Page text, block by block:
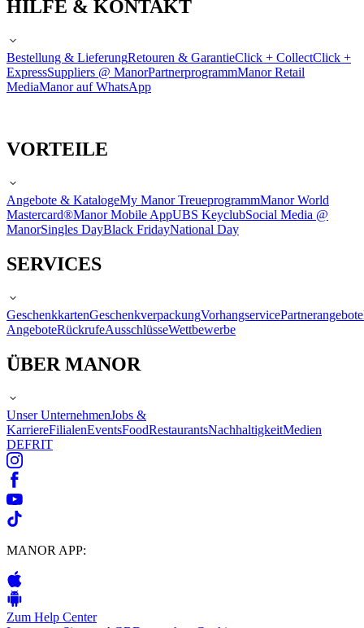
HILFE & KONTAKT
Bestellung & LieferungRetouren & GarantieClick + CollectClick +
ExpressSuppliers @ ManorPartnerprogrammManor Retail
MediaManor auf WhatsApp
VORTEILE
Angebote & KatalogeMy Manor TreueprogrammManor World
Mastercard®Manor Mobile AppUBS KeyclubSocial Media @
ManorSingles DayBlack FridayNational Day
SERVICES
GeschenkkartenGeschenkverpackungVorhangservicePartnerangebote
AngeboteRückrufeAusschlüsseWettbewerbe
ÜBER MANOR
Unser UnternehmenJobs &
KarriereFilialenEventsFoodRestaurantsNachhaltigkeitMedien
DEFRIT
MANOR APP:
Zum Help Center